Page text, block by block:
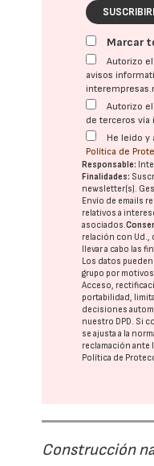
Marcar
Autorizo
avisos
Autorizo
de terceros
He leído
Política de
Responsable:
Finalidades:
newsletter(s).
Envío de emails
relativos a
asociados.
relación con Ud.,
llevar a cabo las
Los datos
grupo por
Acceso,
portabilidad,
decisiones
nuestro DPD. Si
se ajusta a la
reclamación ante
Política de
Construcción